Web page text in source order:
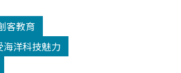
客教育
海洋科技魅力